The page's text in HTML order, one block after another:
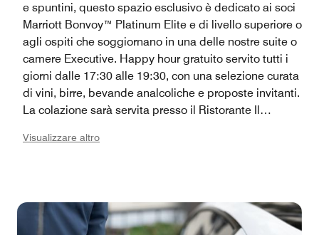
e spuntini, questo spazio esclusivo è dedicato ai soci
Marriott Bonvoy™ Platinum Elite e di livello superiore o
agli ospiti che soggiornano in una delle nostre suite o
camere Executive. Happy hour gratuito servito tutti i
giorni dalle 17:30 alle 19:30, con una selezione curata
di vini, birre, bevande analcoliche e proposte invitanti.
La colazione sarà servita presso il Ristorante Il
Visualizzare altro